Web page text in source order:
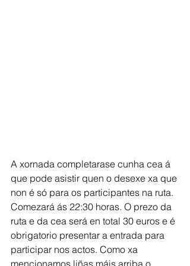
A xornada completarase cunha cea á
que pode asistir quen o desexe xa que
non é só para os participantes na ruta.
Comezará ás 22:30 horas. O prezo da
ruta e da cea será en total 30 euros e é
obrigatorio presentar a entrada para
participar nos actos. Como xa
mencionamos liñas máis arriba o